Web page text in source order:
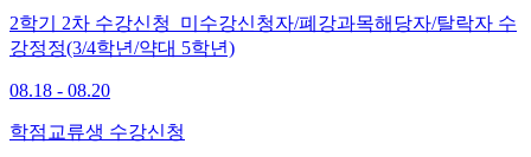
2학기 2차 수강신청_미수강신청자/폐강과목해당자/탈락자 수
강정정(3/4학년/약대 5학년)
08.18 - 08.20
학점교류생 수강신청